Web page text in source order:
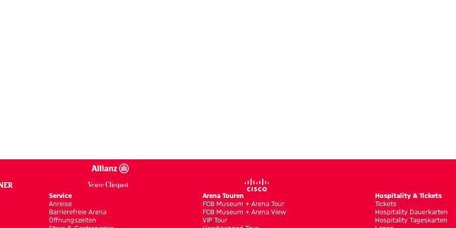
Service
Anreise
Barrierefreie Arena
Öffnungszeiten
Arena Touren
FCB Museum + Arena Tour
FCB Museum + Arena View
VIP Tour
Hospitality & Tickets
Tickets
Hospitality Dauerkarten
Hospitality Tageskarten